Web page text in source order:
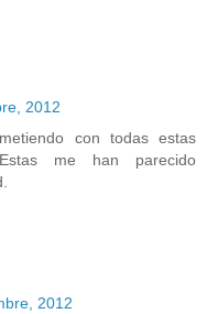
2012
con todas estas
me han parecido
2012